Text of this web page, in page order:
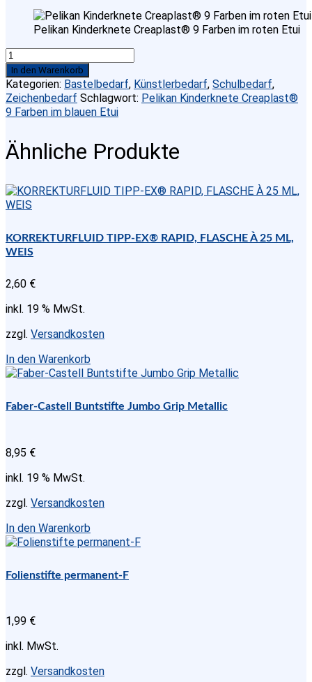
Pelikan Kinderknete Creaplast® 9 Farben im roten Etui
Pelikan
Kinderknete
Creaplast®
9
Farben
blauen
Etui
In den Warenkorb
Kategorien: Bastelbedarf, Künstlerbedarf, Schulbedarf,
Zeichenbedarf Schlagwort: Pelikan Kinderknete Creaplast®
9 Farben im blauen Etui
Ähnliche Produkte
KORREKTURFLUID TIPP-EX® RAPID, FLASCHE À 25 ML,
WEIS
2,60 €
inkl. 19 % MwSt.
zzgl. Versandkosten
In den Warenkorb
Faber-Castell Buntstifte Jumbo Grip Metallic
8,95 €
inkl. 19 % MwSt.
zzgl. Versandkosten
In den Warenkorb
Folienstifte permanent-F
1,99 €
inkl. MwSt.
zzgl. Versandkosten